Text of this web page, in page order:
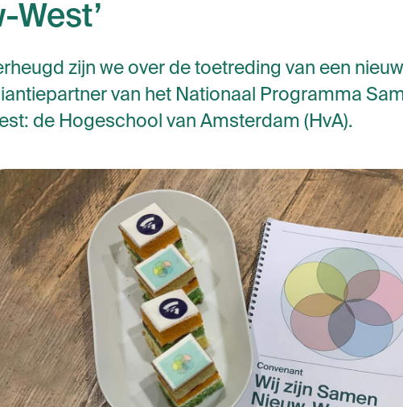
West’
zijn we over de toetreding van een
van het Nationaal Programma
de Hogeschool van Amsterdam (HvA).